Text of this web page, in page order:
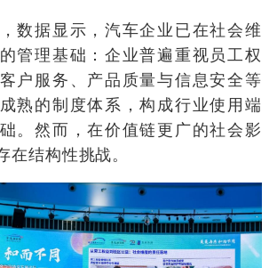
数据显示，汽车企业已在社会维
管理基础：企业普遍重视员工权
户服务、产品质量与信息安全等
熟的制度体系，构成行业使用端
。然而，在价值链更广的社会影
结构性挑战。